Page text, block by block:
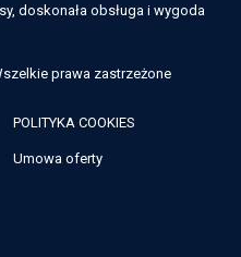
doskonała obsługa i wygoda
prawa zastrzeżone
POLITYKA COOKIES
Umowa oferty